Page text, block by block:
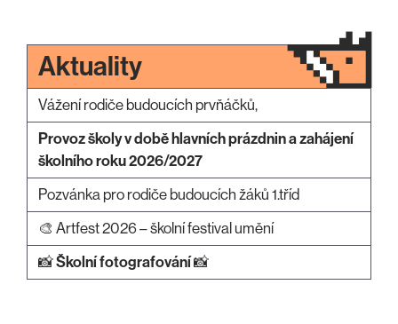
Aktuality
Vážení rodiče budoucích prvňáčků,
Provoz školy v době hlavních prázdnin a zahájení
školního roku 2026/2027
Pozvánka pro rodiče budoucích žáků 1.tříd
🎨 Artfest 2026 – školní festival umění
📸Školní fotografování📸